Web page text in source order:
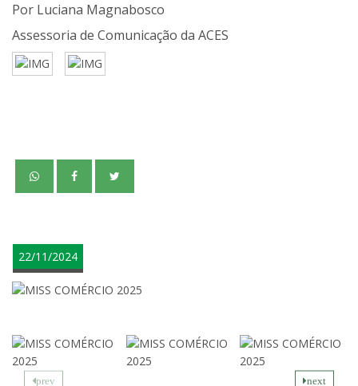
Por Luciana Magnabosco
Assessoria de Comunicação da ACES
22/11/2024
prev next